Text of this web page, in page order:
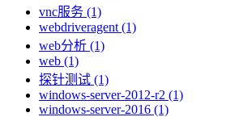
vnc服务 (1)
webdriveragent (1)
web分析 (1)
web (1)
探针测试 (1)
windows-server-2012-r2 (1)
windows-server-2016 (1)